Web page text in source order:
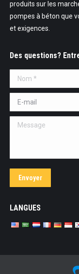
produits sur les
pompes à béton que
et exigences.
Des questions?
Nom *
E-mail *
Message
Envoyer
LANGUES